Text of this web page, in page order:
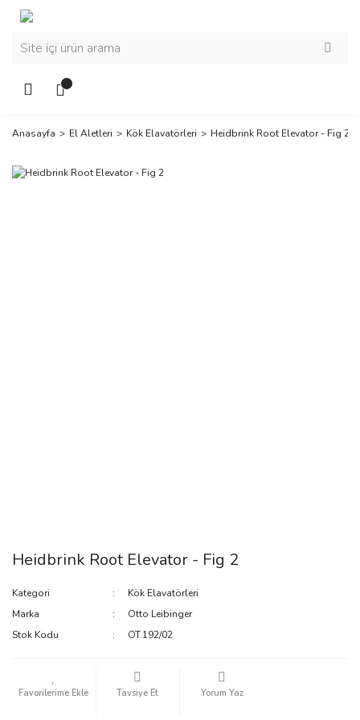
Anasayfa El Aletleri Kök Elavatörleri Heidbrink Root Elevator - Fig 2
Heidbrink Root Elevator - Fig 2
Kategori
Kök Elavatörleri
Marka
Otto Leibinger
Stok Kodu
OT.192/02
Tavsiye Et Yorum Yaz